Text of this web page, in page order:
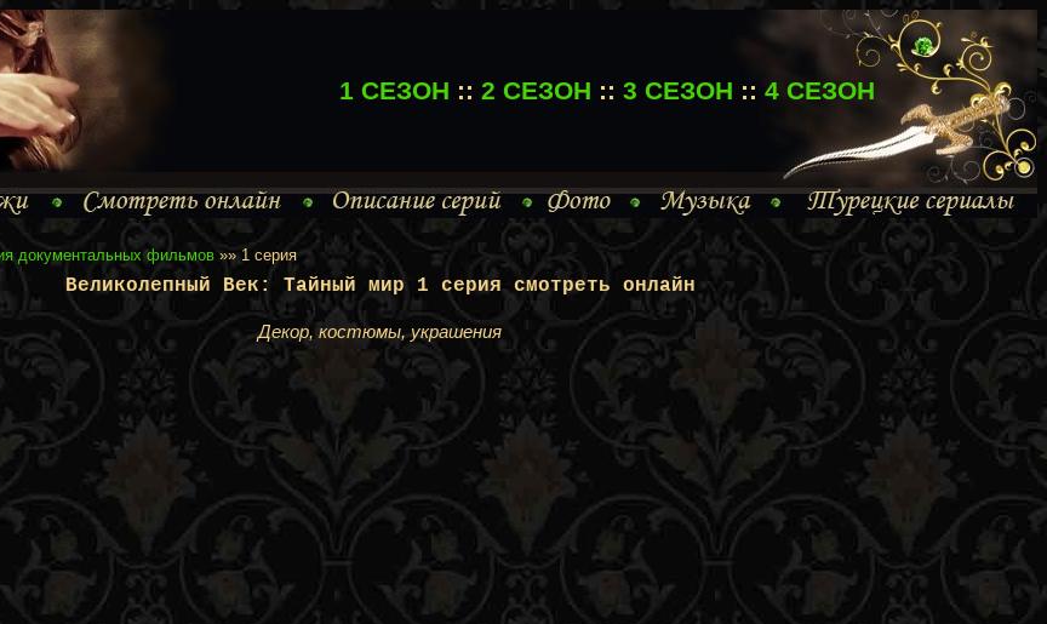
1 СЕЗОН :: 2 СЕЗОН :: 3 СЕЗОН :: 4 СЕЗОН
документальных фильмов»» 1 серия
Великолепный Век: Тайный мир 1 серия смотреть онлайн
Декор, костюмы, украшения